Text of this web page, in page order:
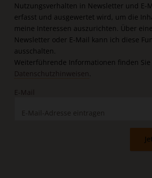
Nutzungsverhalten in Newsletter und E-
erfasst und ausgewertet wird, um die
meine Interessen auszurichten. Über
Newsletter oder E-Mail kann ich diese
ausschalten.
Weiterführende Informationen finden
Datenschutzhinweisen
E-Mail